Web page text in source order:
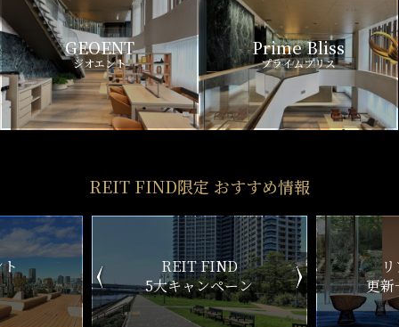
GEOENT
ジオエント
Prime Bliss
プライムブリス
REIT FIND限定 おすすめ情報
ン
リアルタイム
更新一覧チェック
新